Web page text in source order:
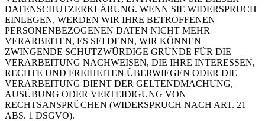
DATENSCHUTZERKLÄRUNG. WENN SIE WIDERSPRUCH
EINLEGEN, WERDEN WIR IHRE BETROFFENEN
PERSONENBEZOGENEN DATEN NICHT MEHR
VERARBEITEN, ES SEI DENN, WIR KÖNNEN
ZWINGENDE SCHUTZWÜRDIGE GRÜNDE FÜR DIE
VERARBEITUNG NACHWEISEN, DIE IHRE INTERESSEN,
RECHTE UND FREIHEITEN ÜBERWIEGEN ODER DIE
VERARBEITUNG DIENT DER GELTENDMACHUNG,
AUSÜBUNG ODER VERTEIDIGUNG VON
RECHTSANSPRÜCHEN (WIDERSPRUCH NACH ART. 21
ABS. 1 DSGVO).